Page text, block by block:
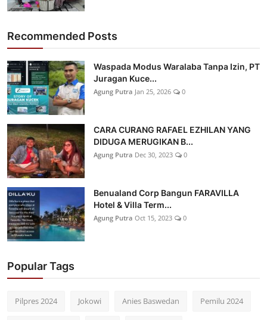
Recommended Posts
Waspada Modus Waralaba Tanpa Izin, PT
Juragan Kuce...
Agung Putra Jan 25, 2026 0
CARA CURANG RAFAEL EZHILAN YANG
DIDUGA MERUGIKAN B...
Agung Putra Dec 30, 2023 0
Benualand Corp Bangun FARAVILLA
Hotel & Villa Term...
Agung Putra Oct 15, 2023 0
Popular Tags
Pilpres 2024 Jokowi Anies Baswedan Pemilu 2024